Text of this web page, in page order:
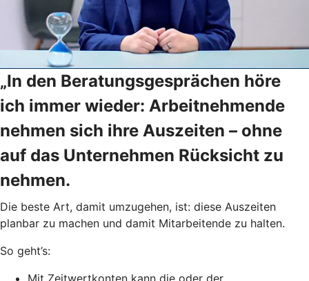
„In den Beratungsgesprächen höre
ich immer wieder: Arbeitnehmende
nehmen sich ihre Auszeiten – ohne
auf das Unternehmen Rücksicht zu
nehmen.
Die beste Art, damit umzugehen, ist: diese Auszeiten
planbar zu machen und damit Mitarbeitende zu halten.
So geht’s: